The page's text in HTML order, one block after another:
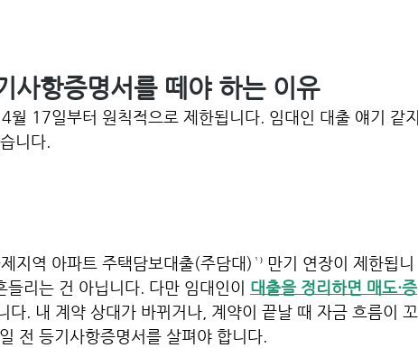
사항증명서를 떼야 하는 이유
월 17일부터 원칙적으로 제한됩니다. 임대인 대출 얘기 같지
니다.
지역 아파트 주택담보대출(주담대)¹⁾ 만기 연장이 제한됩니
리는 건 아닙니다. 다만 임대인이 대출을 정리하면 매도·증
다. 내 계약 상대가 바뀌거나, 계약이 끝날 때 자금 흐름이 꼬
전 등기사항증명서를 살펴야 합니다.